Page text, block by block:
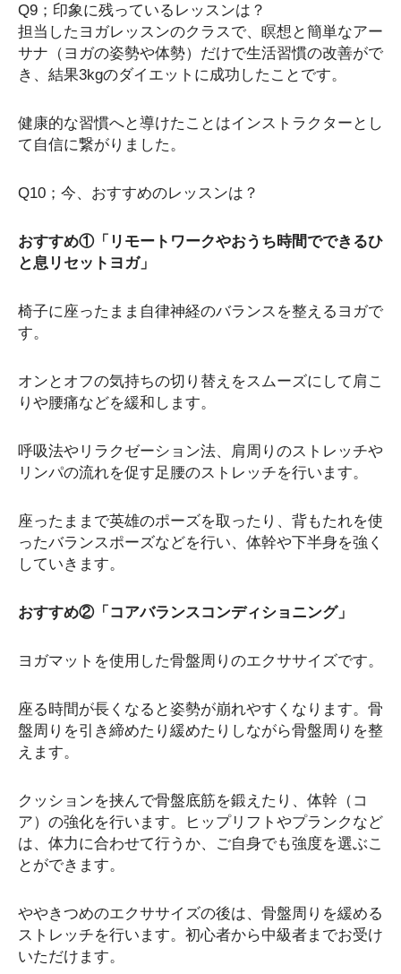
Q9；印象に残っているレッスンは？
担当したヨガレッスンのクラスで、瞑想と簡単なアー
サナ（ヨガの姿勢や体勢）だけで生活習慣の改善がで
き、結果3kgのダイエットに成功したことです。
健康的な習慣へと導けたことはインストラクターとし
て自信に繋がりました。
Q10；今、おすすめのレッスンは？
おすすめ①「リモートワークやおうち時間でできるひ
と息リセットヨガ」
椅子に座ったまま自律神経のバランスを整えるヨガで
す。
オンとオフの気持ちの切り替えをスムーズにして肩こ
りや腰痛などを緩和します。
呼吸法やリラクゼーション法、肩周りのストレッチや
リンパの流れを促す足腰のストレッチを行います。
座ったままで英雄のポーズを取ったり、背もたれを使
ったバランスポーズなどを行い、体幹や下半身を強く
していきます。
おすすめ②「コアバランスコンディショニング」
ヨガマットを使用した骨盤周りのエクササイズです。
座る時間が長くなると姿勢が崩れやすくなります。骨
盤周りを引き締めたり緩めたりしながら骨盤周りを整
えます。
クッションを挟んで骨盤底筋を鍛えたり、体幹（コ
ア）の強化を行います。ヒップリフトやプランクなど
は、体力に合わせて行うか、ご自身でも強度を選ぶこ
とができます。
ややきつめのエクササイズの後は、骨盤周りを緩める
ストレッチを行います。初心者から中級者までお受け
いただけます。